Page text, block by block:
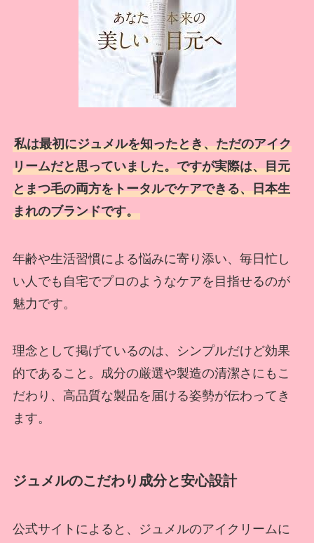
私は最初にジュメルを知ったとき、ただのアイク
リームだと思っていました。ですが実際は、目元
とまつ毛の両方をトータルでケアできる、日本生
まれのブランドです。
年齢や生活習慣による悩みに寄り添い、毎日忙し
い人でも自宅でプロのようなケアを目指せるのが
魅力です。
理念として掲げているのは、シンプルだけど効果
的であること。成分の厳選や製造の清潔さにもこ
だわり、高品質な製品を届ける姿勢が伝わってき
ます。
ジュメルのこだわり成分と安心設計
公式サイトによると、ジュメルのアイクリームに